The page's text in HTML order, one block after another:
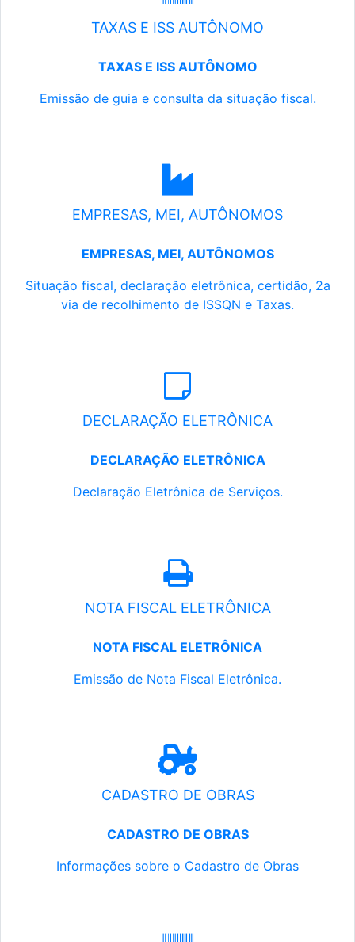
TAXAS E ISS AUTÔNOMO
TAXAS E ISS AUTÔNOMO
Emissão de guia e consulta da situação fiscal.
EMPRESAS, MEI, AUTÔNOMOS
EMPRESAS, MEI, AUTÔNOMOS
Situação fiscal, declaração eletrônica, certidão, 2a
via de recolhimento de ISSQN e Taxas.
DECLARAÇÃO ELETRÔNICA
DECLARAÇÃO ELETRÔNICA
Declaração Eletrônica de Serviços.
NOTA FISCAL ELETRÔNICA
NOTA FISCAL ELETRÔNICA
Emissão de Nota Fiscal Eletrônica.
CADASTRO DE OBRAS
CADASTRO DE OBRAS
Informações sobre o Cadastro de Obras